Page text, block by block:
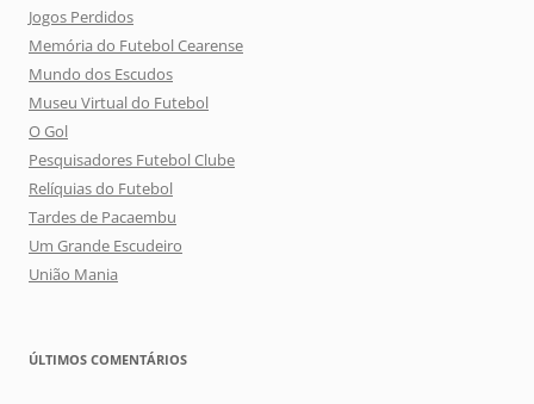
Jogos Perdidos
Memória do Futebol Cearense
Mundo dos Escudos
Museu Virtual do Futebol
O Gol
Pesquisadores Futebol Clube
Relíquias do Futebol
Tardes de Pacaembu
Um Grande Escudeiro
União Mania
ÚLTIMOS COMENTÁRIOS